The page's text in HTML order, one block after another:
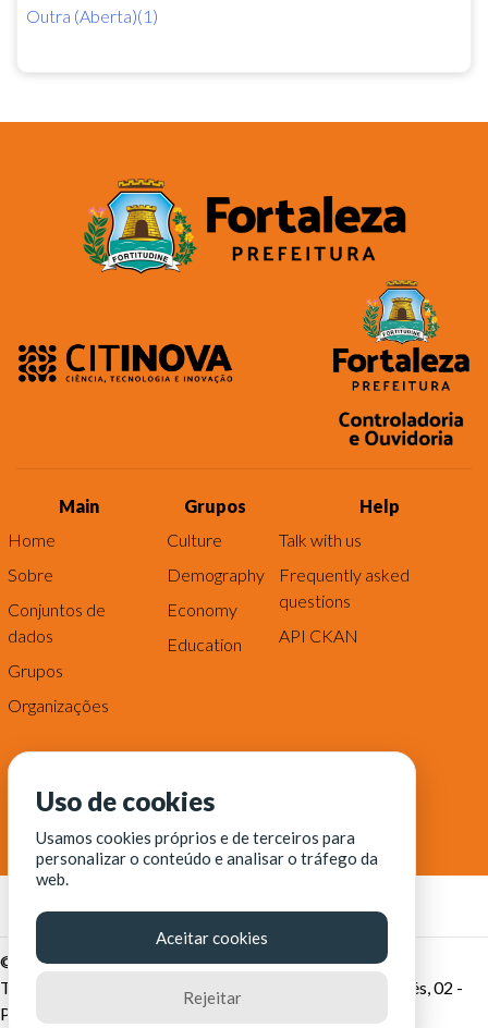
Outra (Aberta)(1)
Main
Home
Sobre
Conjuntos de
dados
Grupos
Organizações
Grupos
Culture
Demography
Economy
Education
Help
Talk with us
Frequently asked
questions
API CKAN
© Fortaleza Digital || CITINOVA - Fundação de Ciência,
Tecnologia e Inovação de Fortaleza - Rua dos Tremembés, 02 -
Praia de Iracema - Fortaleza-CE
Uso de cookies
Usamos cookies próprios e de terceiros para
personalizar o conteúdo e analisar o tráfego da
web.
Aceitar cookies
Rejeitar